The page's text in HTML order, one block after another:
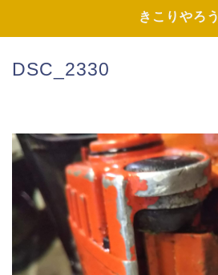
きこりやろう
DSC_2330